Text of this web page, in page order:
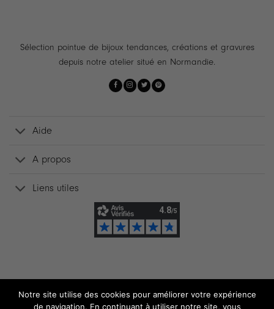
Sélection pointue de bijoux tendances, créations et gravures
depuis notre atelier situé en Normandie.
Aide
A propos
Liens utiles
Notre site utilise des cookies pour améliorer votre expérience
de navigation. En continuant à utiliser notre site, vous